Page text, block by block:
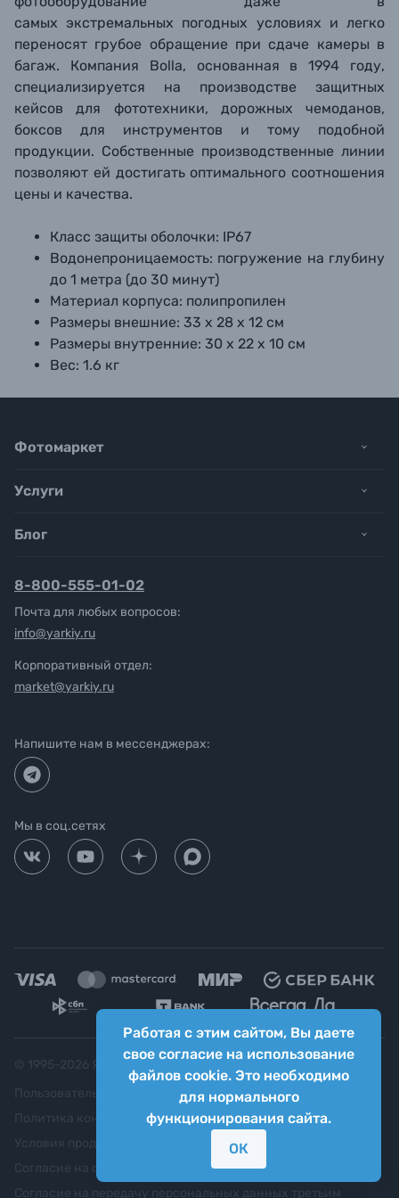
самых экстремальных погодных условиях и легко
переносят грубое обращение при сдаче камеры в
багаж. Компания Bolla, основанная в 1994 году,
специализируется на производстве защитных
кейсов для фототехники, дорожных чемоданов,
боксов для инструментов и тому подобной
продукции. Собственные производственные линии
позволяют ей достигать оптимального соотношения
цены и качества.
Класс защиты оболочки: IP67
Водонепроницаемость: погружение на глубину
до 1 метра (до 30 минут)
Материал корпуса: полипропилен
Размеры внешние: 33 х 28 х 12 см
Размеры внутренние: 30 х 22 х 10 см
Вес: 1.6 кг
Работая с этим сайтом, Вы даете
свое согласие на использование
файлов cookie. Это необходимо
для нормального
функционирования сайта.
ОК
Фотомаркет
Услуги
Блог
8-800-555-01-02
Почта для любых вопросов:
info@yarkiy.ru
Корпоративный отдел:
market@yarkiy.ru
Напишите нам в мессенджерах:
Мы в соц.сетях
Яркий фотомаркет ("Яркий Мир")
Пользовательское соглашение
Политика конфиденциальности
Согласие на обработку персональных данных
Согласие на передачу персональных данных третьим